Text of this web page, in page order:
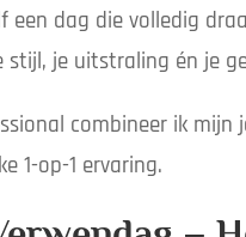
een dag die volledig
stijl, je uitstraling én je
combineer ik
1-op-1 ervaring.